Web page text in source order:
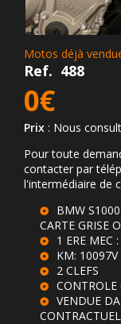
Motos déjà
Ref. 488
0€
Prix : Nous
Pour toute
contacter par
l'intermédiaire de
BMW
CARTE GRISE
1 ERE MEC
KM: 10097V
2 CLEFS
CONTROLE
VENDUE